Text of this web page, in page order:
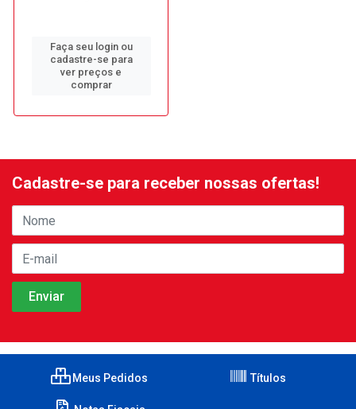
Faça seu login ou
cadastre-se para
ver preços e
comprar
Cadastre-se para receber nossas ofertas!
Meus Pedidos Títulos